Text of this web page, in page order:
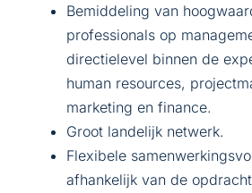
Bemiddeling van
professionals op
directielevel binnen de
human resources,
marketing en finance.
Groot landelijk netwerk.
Flexibele
afhankelijk van de